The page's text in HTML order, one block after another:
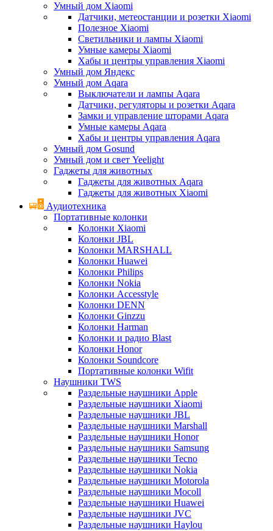
Умный дом Xiaomi
Датчики, метеостанции и розетки Xiaomi
Полезное Xiaomi
Светильники и лампы Xiaomi
Умные камеры Xiaomi
Хабы и центры управления Xiaomi
Умный дом Яндекс
Умный дом Aqara
Выключатели и лампы Aqara
Датчики, регуляторы и розетки Aqara
Замки и управление шторами Aqara
Умные камеры Aqara
Хабы и центры управления Aqara
Умный дом Gosund
Умный дом и свет Yeelight
Гаджеты для животных
Гаджеты для животных Aqara
Гаджеты для животных Xiaomi
Аудиотехника
Портативные колонки
Колонки Xiaomi
Колонки JBL
Колонки MARSHALL
Колонки Huawei
Колонки Philips
Колонки Nokia
Колонки Accesstyle
Колонки DENN
Колонки Ginzzu
Колонки Harman
Колонки и радио Blast
Колонки Honor
Колонки Soundcore
Портативные колонки Wifit
Наушники TWS
Раздельные наушники Apple
Раздельные наушники Xiaomi
Раздельные наушники JBL
Раздельные наушники Marshall
Раздельные наушники Honor
Раздельные наушники Samsung
Раздельные наушники Tecno
Раздельные наушники Nokia
Раздельные наушники Motorola
Раздельные наушники Mocoll
Раздельные наушники Huawei
Раздельные наушники JVC
Раздельные наушники Haylou